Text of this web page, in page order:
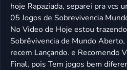
hoje Rapaziada, separei pra vcs
05 Jogos de Sobrevivencia
No Video de Hoje estou
Sobrêvivencia de Mundo
recem Lançando. e Recomendo
Final, pois Tem jogos bem